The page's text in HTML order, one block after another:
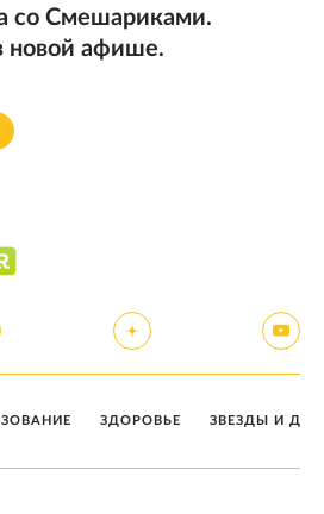
со Смешариками.
новой афише.
ЗДОРОВЬЕ ЗВЕЗДЫ И